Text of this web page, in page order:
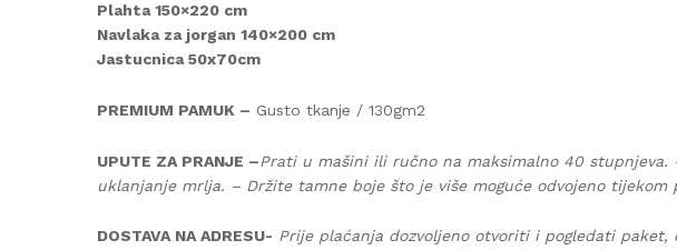
Plahta 150×220 cm
Navlaka za jorgan 140×200 cm
Jastucnica 50x70cm
PREMIUM PAMUK – Gusto tkanje / 130gm2
UPUTE ZA PRANJE –Prati u mašini ili ručno na maksimalno 40
uklanjanje mrlja. – Držite tamne boje što je više moguće odvojeno tijekom
DOSTAVA NA ADRESU- Prije plaćanja dozvoljeno otvoriti i pogledati